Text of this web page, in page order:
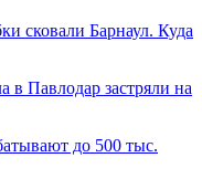
сковали Барнаул. Куда
в Павлодар застряли на
до 500 тыс.